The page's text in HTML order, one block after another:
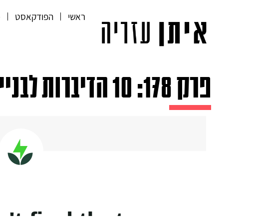
ראשי הפודקאסט
פרק 178: 10 הדיברות לבניית קהילה של ווינרים